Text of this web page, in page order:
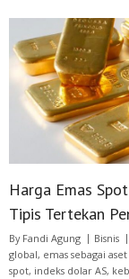
Harga Emas
Tipis Tertekan
By Fandi Agung Bisnis
global, emas sebagai
spot, indeks dolar AS,